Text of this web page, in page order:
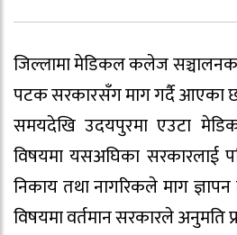
जिल्लामा मेडिकल कलेज
पटक सरकारसँग माग गर्दै आएका
समयदेखि उदयपुरमा एउटा
विषयमा यसअघिका सरकारलाई
निकाय तथा नागरिकले माग
विषयमा वर्तमान सरकारले अनुमति